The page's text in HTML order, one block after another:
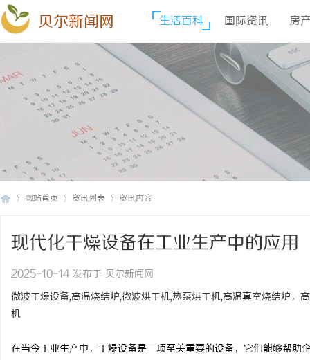
贝尔新闻网 生活百科 国际资讯 房
网站首页 资讯列表 资讯内容
现代化干燥设备在工业生产中的应用
2025-10-14 发布于 贝尔新闻网
微波干燥设备,高温烧结炉,微波烘干机,热泵烘干机,高温真空烧结炉，
机
在当今工业生产中，干燥设备是一项至关重要的设备，它们能够帮